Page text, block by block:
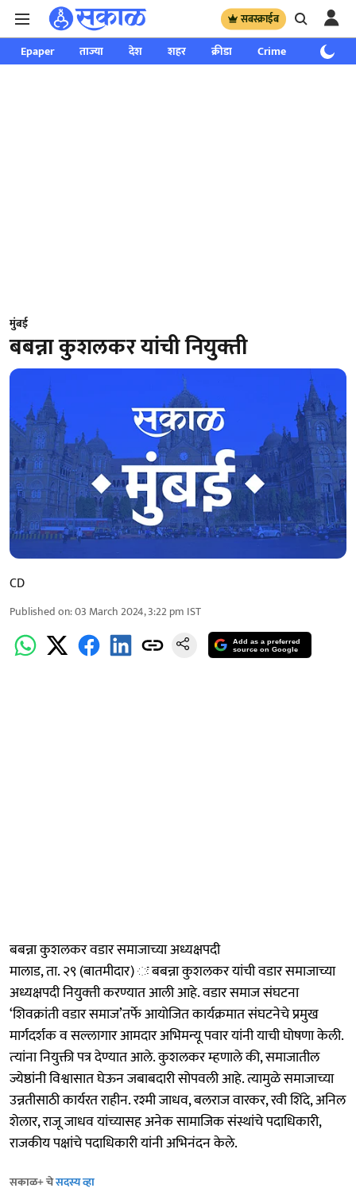
सबस्क्राईब
Epaper ताज्या देश शहर क्रीडा Crime साप्ताहिक
मुंबई
बबन्ना कुशलकर यांची नियुक्‍ती
CD
Published on:03 March 2024, 3:22 pm IST
Add as a preferred
source on Google
बबन्ना कुशलकर वडार समाजाच्या अध्यक्षपदी
मालाड, ता. २९ (बातमीदार) ः बबन्ना कुशलकर यांची वडार समाजाच्या
अध्यक्षपदी नियुक्‍ती करण्यात आली आहे. वडार समाज संघटना
‘शिवक्रांती वडार समाज’तर्फे आयोजित कार्यक्रमात संघटनेचे प्रमुख
मार्गदर्शक व सल्लागार आमदार अभिमन्यू पवार यांनी याची घोषणा केली.
त्‍यांना नियुक्ती पत्र देण्यात आले. कुशलकर म्हणाले की, समाजातील
ज्येष्ठांनी विश्वासात घेऊन जबाबदारी सोपवली आहे. त्यामुळे समाजाच्या
उन्नतीसाठी कार्यरत राहीन. रश्मी जाधव, बलराज वारकर, रवी शिंदे, अनिल
शेलार, राजू जाधव यांच्यासह अनेक सामाजिक संस्थांचे पदाधिकारी,
राजकीय पक्षांचे पदाधिकारी यांनी अभिनंदन केले.
सकाळ+ चेसदस्य व्हा